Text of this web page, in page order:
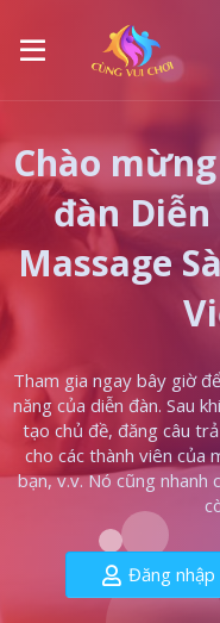
Chào
đàn
Massage
Tham gia ngay bây giờ
năng của diễn đàn. Sau
tạo chủ đề, đăng câu
cho các thành viên của
bạn, v.v. Nó cũng nhanh
Đăng nhập